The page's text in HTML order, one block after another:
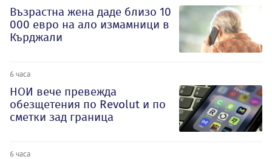
Възрастна жена даде близо 10
000 евро на ало измамници в
Кърджали
6 часа
НОИ вече превежда
обезщетения по Revolut и по
сметки зад граница
6 часа